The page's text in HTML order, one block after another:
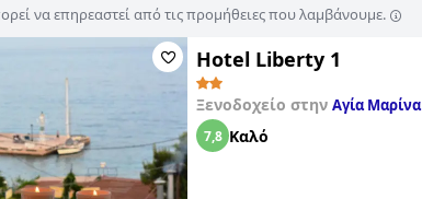
να επηρεαστεί από τις προμήθειες που λαμβάνουμε.
Hotel Liberty 1
Ξενοδοχείο στην Αγία Μαρίνα
7,8 Καλό